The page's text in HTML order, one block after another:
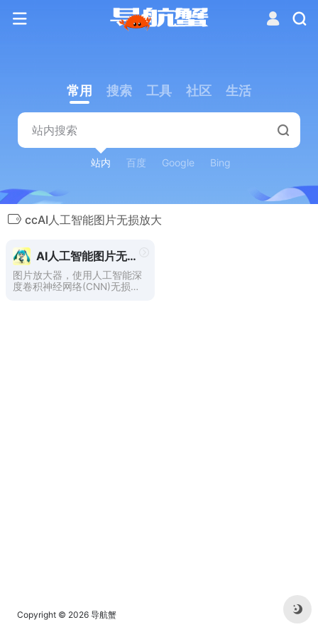
常用 搜索 工具 社区 生活
站内 百度 Google Bing
ccAI人工智能图片无损放大
AI人工智能图片无损放大
图片放大器，使用人工智能深
度卷积神经网络(CNN)无损放
Copyright © 2026 导航蟹